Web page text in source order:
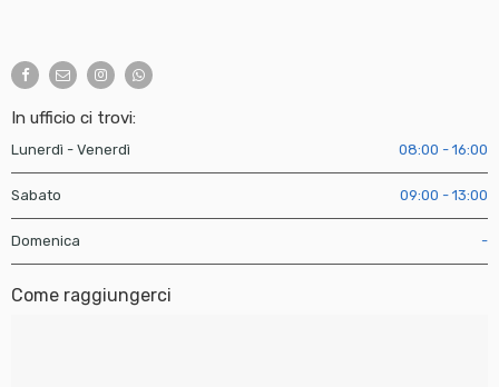
In ufficio ci trovi:
Lunerdì - Venerdì 08:00 - 16:00
Sabato 09:00 - 13:00
Domenica -
Come raggiungerci